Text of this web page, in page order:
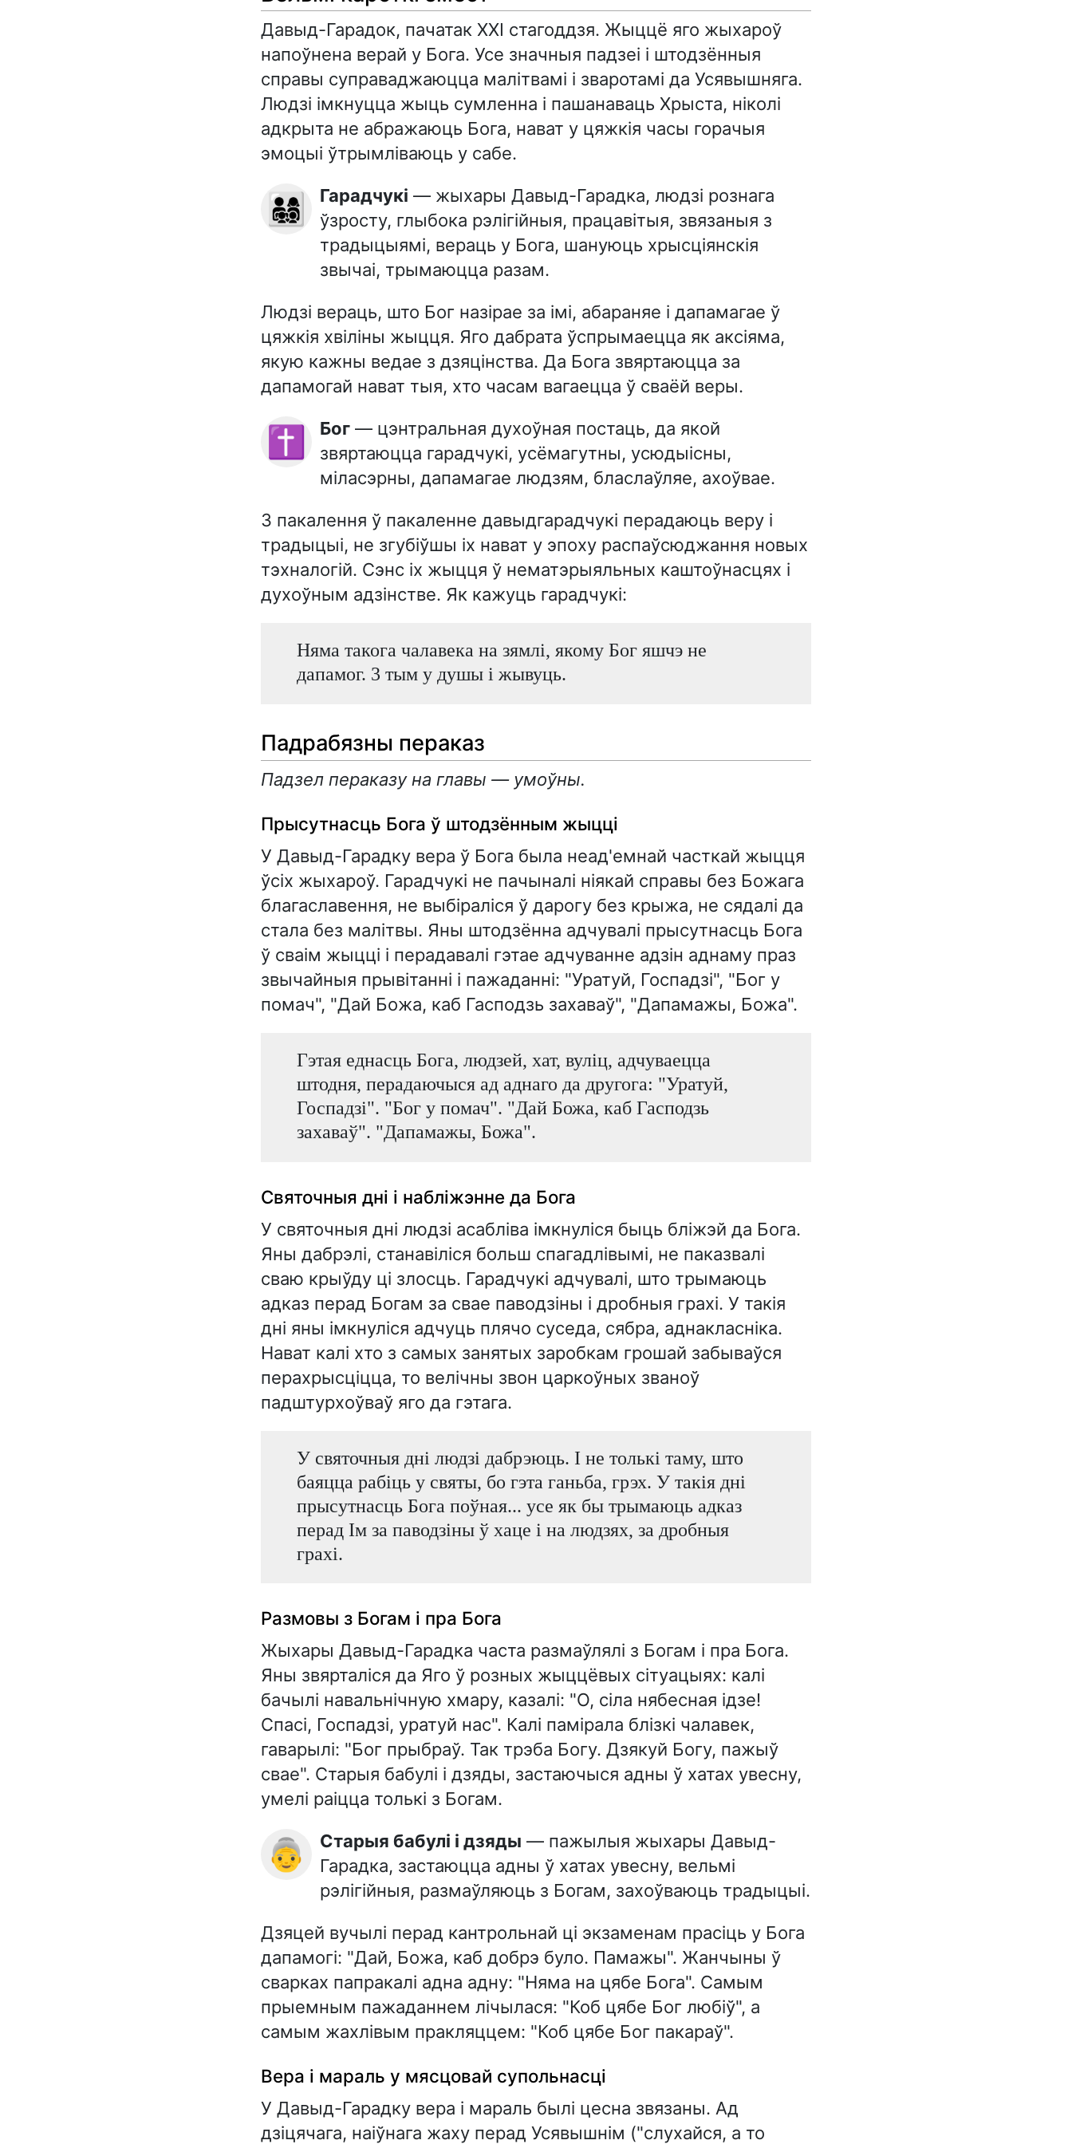
Давыд-Гарадок, пачатак XXI стагоддзя. Жыццё яго жыхароў
напоўнена верай у Бога. Усе значныя падзеі і штодзённыя
справы суправаджаюцца малітвамі і зваротамі да Усявышняга.
Людзі імкнуцца жыць сумленна і пашанаваць Хрыста, ніколі
адкрыта не абражаюць Бога, нават у цяжкія часы горачыя
эмоцыі ўтрымліваюць у сабе.
👨‍👩‍👧‍👦 Гарадчукі — жыхары Давыд-Гарадка, людзі рознага
ўзросту, глыбока рэлігійныя, працавітыя, звязаныя з
традыцыямі, вераць у Бога, шануюць хрысціянскія
звычаі, трымаюцца разам.
Людзі вераць, што Бог назірае за імі, абараняе і дапамагае ў
цяжкія хвіліны жыцця. Яго дабрата ўспрымаецца як аксіяма,
якую кажны ведае з дзяцінства. Да Бога звяртаюцца за
дапамогай нават тыя, хто часам вагаецца ў сваёй веры.
✝️ Бог — цэнтральная духоўная постаць, да якой
звяртаюцца гарадчукі, усёмагутны, усюдыісны,
міласэрны, дапамагае людзям, бласлаўляе, ахоўвае.
З пакалення ў пакаленне давыдгарадчукі перадаюць веру і
традыцыі, не згубіўшы іх нават у эпоху распаўсюджання новых
тэхналогій. Сэнс іх жыцця ў нематэрыяльных каштоўнасцях і
духоўным адзінстве. Як кажуць гарадчукі:
Няма такога чалавека на зямлі, якому Бог яшчэ не
дапамог. 3 тым у душы і жывуць.
Падрабязны пераказ
Падзел пераказу на главы — умоўны.
Прысутнасць Бога ў штодзённым жыцці
У Давыд-Гарадку вера ў Бога была неад'емнай часткай жыцця
ўсіх жыхароў. Гарадчукі не пачыналі ніякай справы без Божага
благаславення, не выбіраліся ў дарогу без крыжа, не сядалі да
стала без малітвы. Яны штодзённа адчувалі прысутнасць Бога
ў сваім жыцці і перадавалі гэтае адчуванне адзін аднаму праз
звычайныя прывітанні і пажаданні: "Уратуй, Госпадзі", "Бог у
помач", "Дай Божа, каб Гасподзь захаваў", "Дапамажы, Божа".
Гэтая еднасць Бога, людзей, хат, вуліц, адчуваецца
штодня, перадаючыся ад аднаго да другога: "Уратуй,
Госпадзі". "Бог у помач". "Дай Божа, каб Гасподзь
захаваў". "Дапамажы, Божа".
Святочныя дні і набліжэнне да Бога
У святочныя дні людзі асабліва імкнуліся быць бліжэй да Бога.
Яны дабрэлі, станавіліся больш спагадлівымі, не паказвалі
сваю крыўду ці злосць. Гарадчукі адчувалі, што трымаюць
адказ перад Богам за свае паводзіны і дробныя грахі. У такія
дні яны імкнуліся адчуць плячо суседа, сябра, аднакласніка.
Нават калі хто з самых занятых заробкам грошай забываўся
перахрысціцца, то велічны звон царкоўных званоў
падштурхоўваў яго да гэтага.
У святочныя дні людзі дабрэюць. I не толькі таму, што
баяцца рабіць у святы, бо гэта ганьба, грэх. У такія дні
прысутнасць Бога поўная... усе як бы трымаюць адказ
перад Ім за паводзіны ў хаце і на людзях, за дробныя
грахі.
Размовы з Богам і пра Бога
Жыхары Давыд-Гарадка часта размаўлялі з Богам і пра Бога.
Яны звярталіся да Яго ў розных жыццёвых сітуацыях: калі
бачылі навальнічную хмару, казалі: "О, сіла нябесная ідзе!
Спасі, Госпадзі, уратуй нас". Калі памірала блізкі чалавек,
гаварылі: "Бог прыбраў. Так трэба Богу. Дзякуй Богу, пажыў
свае". Старыя бабулі і дзяды, застаючыся адны ў хатах увесну,
умелі раіцца толькі з Богам.
👵 Старыя бабулі і дзяды — пажылыя жыхары Давыд-
Гарадка, застаюцца адны ў хатах увесну, вельмі
рэлігійныя, размаўляюць з Богам, захоўваюць традыцыі.
Дзяцей вучылі перад кантрольнай ці экзаменам прасіць у Бога
дапамогі: "Дай, Божа, каб добрэ було. Памажы". Жанчыны ў
сварках папракалі адна адну: "Няма на цябе Бога". Самым
прыемным пажаданнем лічылася: "Коб цябе Бог любіў", а
самым жахлівым пракляццем: "Коб цябе Бог пакараў".
Вера і мараль у мясцовай супольнасці
У Давыд-Гарадку вера і мараль былі цесна звязаны. Ад
дзіцячага, наіўнага жаху перад Усявышнім ("слухайся, а то